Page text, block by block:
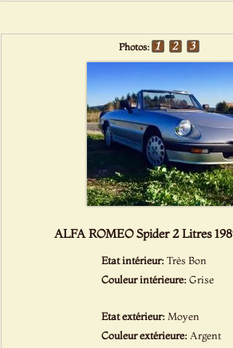
Photos:
ALFA ROMEO Spider 2 Litres
Etat intérieur:Très Bon
Couleur intérieure:Grise
Etat extérieur: Moyen
Couleur extérieure: Argent